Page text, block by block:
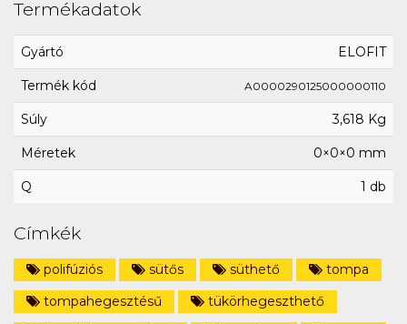
Termékadatok
Gyártó ELOFIT
Termék kód A0000290125000000110
Súly 3,618 Kg
Méretek 0×0×0 mm
Q 1 db
Címkék
polifúziós sütős süthető
tompa
tompahegesztésű
tükörhegeszthető